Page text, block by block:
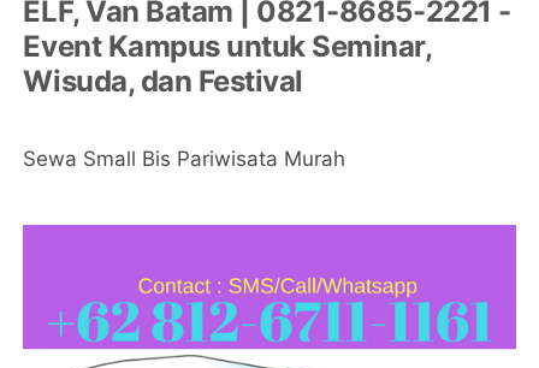
ELF, Van Batam | 0821-8685-2221 -
Event Kampus untuk Seminar,
Wisuda, dan Festival
Sewa Small Bis Pariwisata Murah